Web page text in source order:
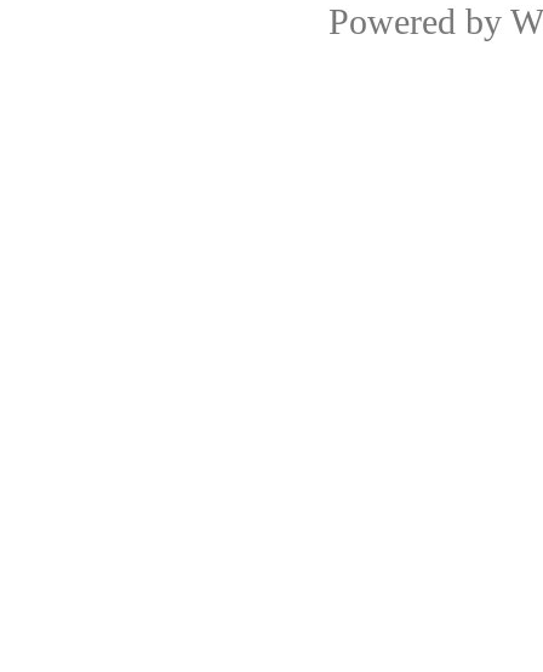
Powered by